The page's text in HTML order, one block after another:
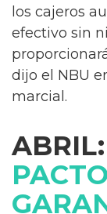
los cajeros
efectivo sin
dijo el NBU
marcial.
ABRIL: